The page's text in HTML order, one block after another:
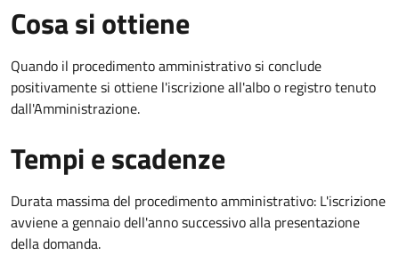
Cosa si ottiene
Quando il procedimento amministrativo si conclude
positivamente si ottiene l'iscrizione all'albo o registro tenuto
dall'Amministrazione.
Tempi e scadenze
Durata massima del procedimento amministrativo: L'iscrizione
avviene a gennaio dell'anno successivo alla presentazione
della domanda.